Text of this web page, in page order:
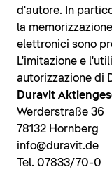
d'autore. In
la
elettronici sono
L'imitazione e
autorizzazione di
Duravit
Werderstraße 36
78132 Hornberg
info@duravit.de
Tel. 07833/70-0